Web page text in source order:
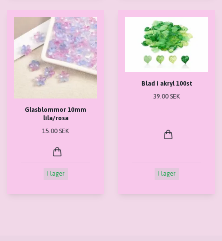
Glasblommor 10mm
lila/rosa
15.00 SEK
I lager
Blad i akryl 100st
39.00 SEK
I lager